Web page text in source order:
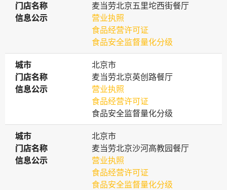
门店名称
门店名称
麦当劳北京五里坨西街餐厅
信息公示
信息公示
营业执照
食品经营许可证
食品安全监督量化分级
城市
城市
北京市
门店名称
门店名称
麦当劳北京英创路餐厅
信息公示
信息公示
营业执照
食品经营许可证
食品安全监督量化分级
城市
城市
北京市
门店名称
门店名称
麦当劳北京沙河高教园餐厅
信息公示
信息公示
营业执照
食品经营许可证
食品安全监督量化分级